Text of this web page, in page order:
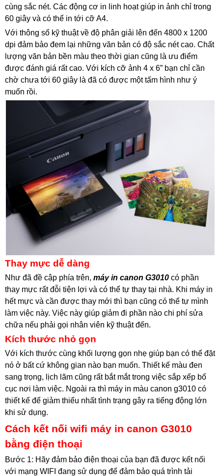
cùng sắc nét. Các động cơ in linh hoạt giúp in ảnh chỉ trong
60 giây và có thể in tới cỡ A4.
Với thông số kỹ thuật về độ phân giải lên đến 4800 x 1200
dpi đảm bảo đem lại những văn bản có độ sắc nét cao. Chất
lượng văn bản bền màu theo thời gian cũng là ưu điểm
được đánh giá rất cao. Với kích cỡ ảnh 4 x 6” bạn chỉ cần
chờ chưa tới 60 giây là đã có được một tấm hình như ý
muốn rồi.
Thay mực dễ dàng
Như đã đề cập phía trên, máy in canon G3010 có phần
thay mực rất đỗi tiện lợi và có thể tự thay tại nhà. Khi máy in
hết mực và cần được thay mới thì bạn cũng có thể tự mình
làm việc này. Việc này giúp giảm đi phần nào chi phí sửa
chữa nếu phải gọi nhân viên kỹ thuật đến.
Kích thước nhỏ gọn
Với kích thước cùng khối lượng gọn nhẹ giúp bạn có thể đặt
nó ở bất cứ không gian nào bạn muốn. Thiết kế màu đen
sang trọng, lịch lãm cũng rất bắt mắt trong việc sắp xếp bố
cục nơi làm việc. Ngoài ra thì máy in màu canon g3010 có
thiết kế để giảm thiểu nhất tình trạng gây ra tiếng động lớn
khi sử dụng.
Cách kết nối wifi máy in canon G3010
bằng điện thoại
Bước 1: Hãy đảm bảo điện thoại của bạn đã được kết nối
với mạng WIFI đang sử dụng để đảm bảo quá trình tải